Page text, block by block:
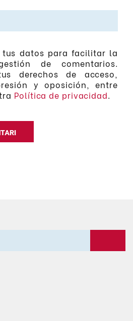
tus datos para facilitar la
de comentarios.
derechos de acceso,
y oposición, entre
Política de privacidad.